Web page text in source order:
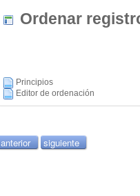
Ordenar
Principios
Editor de ordenación
anterior siguiente